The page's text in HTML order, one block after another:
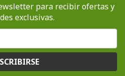
para recibir ofertas y
exclusivas.